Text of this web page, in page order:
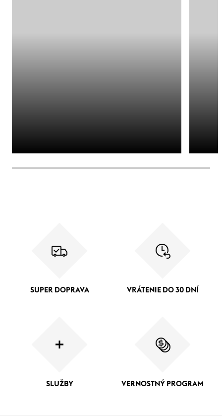
SUPER DOPRAVA VRÁTENIE DO 30 DNÍ
SLUŽBY VERNOSTNÝ PROGRAM